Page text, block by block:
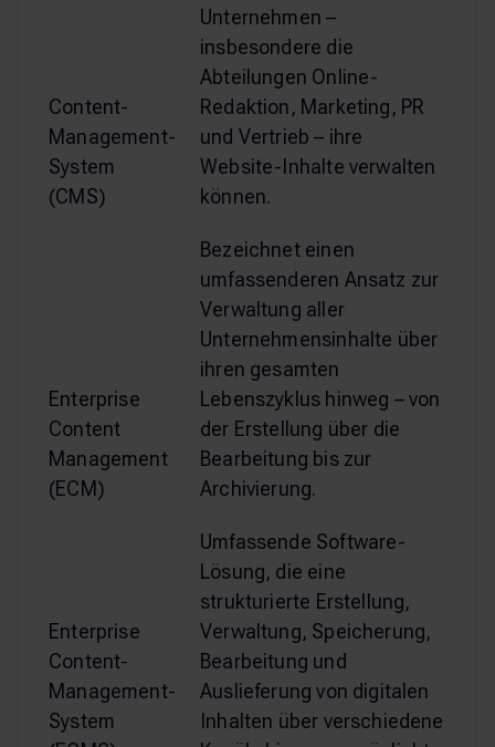
Content-
Management-
System
(CMS)
Unternehmen –
insbesondere die
Abteilungen Online-
Redaktion, Marketing, PR
und Vertrieb – ihre
Website-Inhalte verwalten
können.
Enterprise
Content
Management
(ECM)
Bezeichnet einen
umfassenderen Ansatz zur
Verwaltung aller
Unternehmensinhalte über
ihren gesamten
Lebenszyklus hinweg – von
der Erstellung über die
Bearbeitung bis zur
Archivierung.
Enterprise
Content-
Management-
System
Umfassende Software-
Lösung, die eine
strukturierte Erstellung,
Verwaltung, Speicherung,
Bearbeitung und
Auslieferung von digitalen
Inhalten über verschiedene